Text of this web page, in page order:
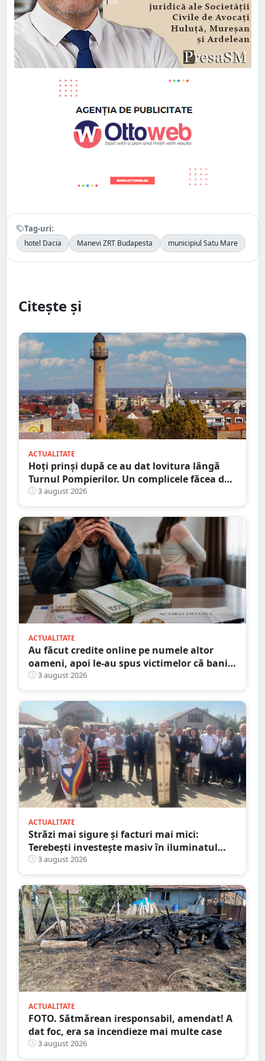
Tag-uri:
hotel Dacia Manevi ZRT Budapesta municipiul Satu Mare
Citește și
ACTUALITATE
Hoți prinși după ce au dat lovitura lângă
Turnul Pompierilor. Un complicele făcea de
pază
3 august 2026
ACTUALITATE
Au făcut credite online pe numele altor
oameni, apoi le-au spus victimelor că banii
sunt din... moștenire
3 august 2026
ACTUALITATE
Străzi mai sigure și facturi mai mici:
Terebești investește masiv în iluminatul
public
3 august 2026
ACTUALITATE
FOTO. Sătmărean iresponsabil, amendat! A
dat foc, era sa incendieze mai multe case
3 august 2026